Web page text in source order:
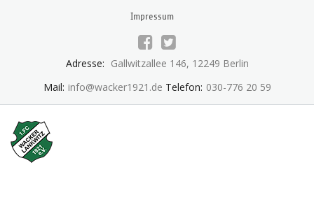
Impressum
Adresse: Gallwitzallee 146, 12249 Berlin
Mail: info@wacker1921.de Telefon: 030-776 20 59